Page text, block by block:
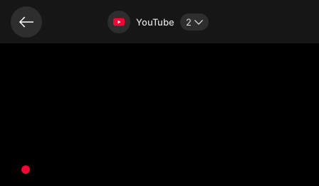
Видео открыто YouTube 2